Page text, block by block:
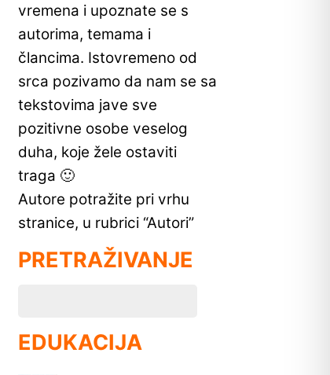
vremena i upoznate se s
autorima, temama i
člancima. Istovremeno od
srca pozivamo da nam se sa
tekstovima jave sve
pozitivne osobe veselog
duha, koje žele ostaviti
traga 🙂
Autore potražite pri vrhu
stranice, u rubrici “Autori”
PRETRAŽIVANJE
EDUKACIJA